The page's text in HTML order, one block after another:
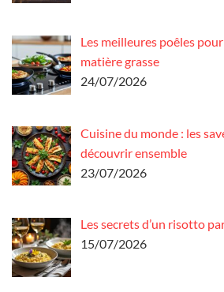
Les meilleures poêles
matière grasse
24/07/2026
Cuisine du monde : les
découvrir ensemble
23/07/2026
Les secrets d’un risotto
15/07/2026